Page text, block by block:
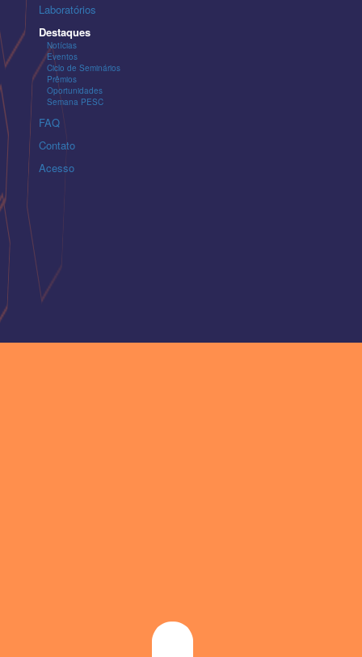
Laboratórios
Destaques
Notícias
Eventos
Ciclo de Seminários
Prêmios
Oportunidades
Semana PESC
FAQ
Contato
Acesso